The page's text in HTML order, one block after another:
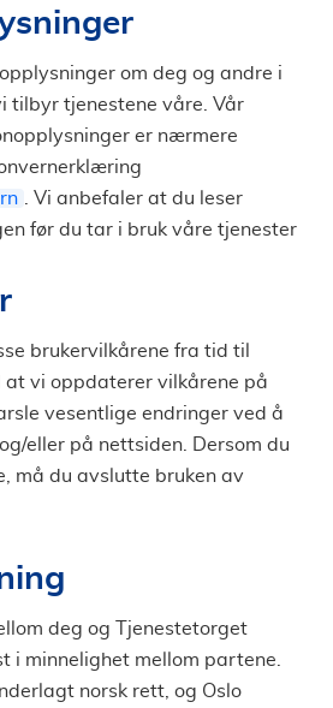
om deg og andre i
tilbyr tjenestene våre. Vår
er nærmere
. Vi anbefaler at du leser
før du tar i bruk våre tjenester
brukervilkårene fra tid til
at vi oppdaterer vilkårene på
vesentlige endringer ved å
eller på nettsiden. Dersom du
må du avslutte bruken av
deg og Tjenestetorget
i minnelighet mellom partene.
norsk rett, og Oslo